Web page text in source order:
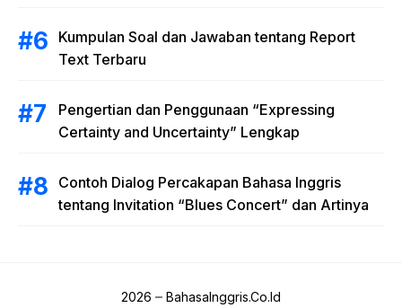
Kumpulan Soal dan Jawaban tentang Report
Text Terbaru
Pengertian dan Penggunaan “Expressing
Certainty and Uncertainty” Lengkap
Contoh Dialog Percakapan Bahasa Inggris
tentang Invitation “Blues Concert” dan Artinya
2026 BahasaInggris.Co.Id